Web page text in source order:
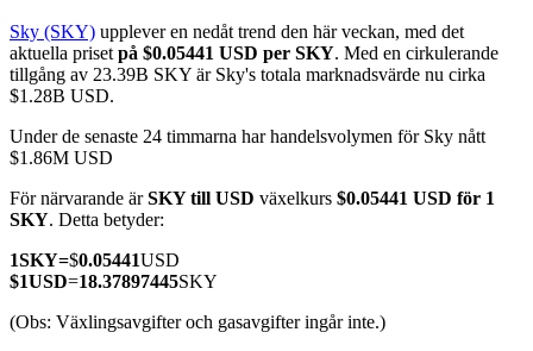
COIN-M Futures
Futures för kryptovaluta
TradFi
Derivat för aktier, valuta, ädelmetaller och råvaror
Sky (SKY) upplever en nedåt trend den här veckan, med det
aktuella priset på $0.05441 USD per SKY. Med en cirkulerande
tillgång av 23.39B SKY är Sky's totala marknadsvärde nu cirka
$1.28B USD.
Under de senaste 24 timmarna har handelsvolymen för Sky nått
$1.86M USD
För närvarande ärSKY till USD växelkurs $0.05441 USD för 1
SKY. Detta betyder:
1SKY=$0.05441USD
$1USD=18.37897445SKY
(Obs: Växlingsavgifter och gasavgifter ingår inte.)